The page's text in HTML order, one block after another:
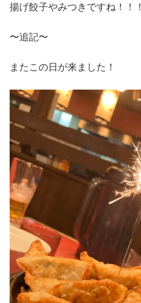
揚げ餃子やみつきですね！！！
〜追記〜
またこの日が来ました！